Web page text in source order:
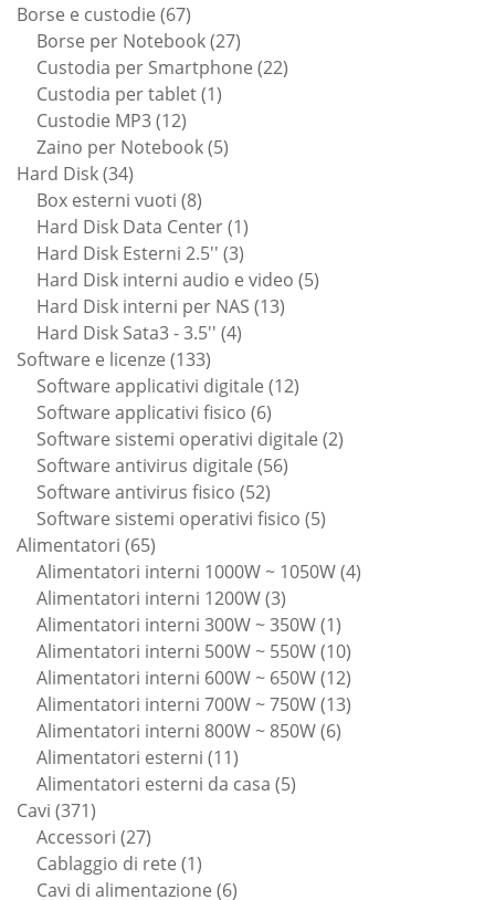
Borse e custodie 6767
prodotti
Borse per Notebook 2727
prodotti
Custodia per Smartphone 2222
Custodia per tablet 11
Custodie MP3 1212
prodotti
Zaino per Notebook 55
Hard Disk 3434
prodotti
Box esterni vuoti 88
prodotti
Hard Disk Data Center 11
prodotto
Hard Disk Esterni 2.5'' 33
prodotti
Hard Disk interni audio e video 55
Hard Disk interni per NAS 1313
Hard Disk Sata3 - 3.5'' 44
Software e licenze 133133
prodotti
Software applicativi digitale 1212
Software applicativi fisico 66
prodotti
Software sistemi operativi digitale 22
Software antivirus digitale 5656
Software antivirus fisico 5252
prodotti
Software sistemi operativi fisico 55
Alimentatori 6565
prodotti
Alimentatori interni 1000W ~ 1050W 44
Alimentatori interni 1200W 33
prodotti
Alimentatori interni 300W ~ 350W 11
prodotto
Alimentatori interni 500W ~ 550W 1010
prodotti
Alimentatori interni 600W ~ 650W 1212
prodotti
Alimentatori interni 700W ~ 750W 1313
Alimentatori interni 800W ~ 850W 66
Alimentatori esterni 1111
prodotti
Alimentatori esterni da casa 55
Cavi 371371
prodotti
Accessori 2727
prodotti
Cablaggio di rete 11
prodotto
Cavi di alimentazione 66